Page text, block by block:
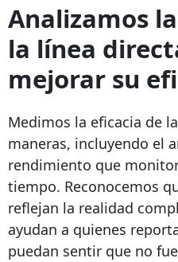
Analizamos
la línea
mejorar su
Medimos la eficacia de
maneras, incluyendo el
rendimiento que
tiempo. Reconocemos
reflejan la realidad
ayudan a quienes
puedan sentir que no